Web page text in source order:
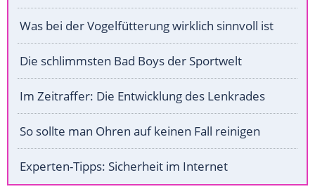
Was bei der Vogelfütterung wirklich sinnvoll ist
Die schlimmsten Bad Boys der Sportwelt
Im Zeitraffer: Die Entwicklung des Lenkrades
So sollte man Ohren auf keinen Fall reinigen
Experten-Tipps: Sicherheit im Internet